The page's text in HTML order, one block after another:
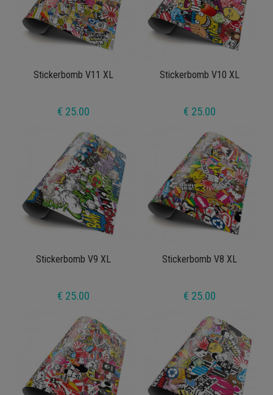
Stickerbomb V11 XL
€ 25.00
Stickerbomb V10 XL
€ 25.00
Stickerbomb V9 XL
€ 25.00
Stickerbomb V8 XL
€ 25.00